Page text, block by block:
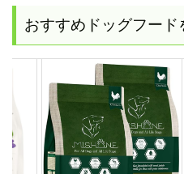
おすすめドッグフード